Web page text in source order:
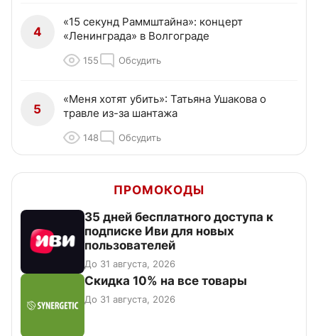
4
«15 секунд Раммштайна»: концерт
«Ленинграда» в Волгограде
155 Обсудить
5
«Меня хотят убить»: Татьяна Ушакова о
травле из-за шантажа
148 Обсудить
ПРОМОКОДЫ
35 дней бесплатного доступа к
подписке Иви для новых
пользователей
До 31 августа, 2026
Скидка 10% на все товары
До 31 августа, 2026